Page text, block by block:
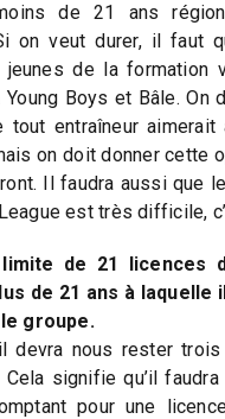
de 21 ans
on veut durer, il faut
jeunes de la formation
Young Boys et Bâle.
tout entraîneur
on doit donner cette
Il faudra aussi que
est très difficile,
de 21 licences
de 21 ans à
groupe.
il devra nous rester
signifie qu’il
pour une